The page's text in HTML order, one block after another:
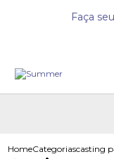
Faça
HomeCategoriascasting